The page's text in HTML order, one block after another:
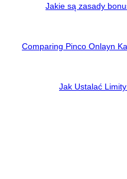
Jakie są zasady
Comparing Pinco Onlayn
Jak Ustalać